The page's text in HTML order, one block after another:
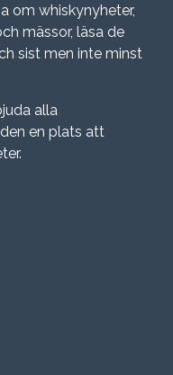
om whiskynyheter,
mässor, läsa de
sist men inte minst
alla
en plats att